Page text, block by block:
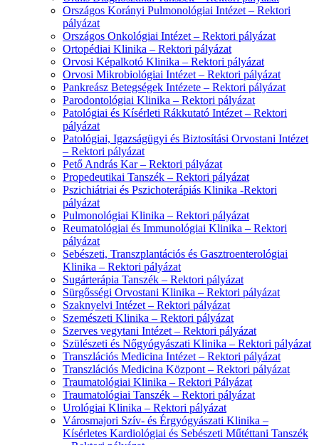
Országos Korányi Pulmonológiai Intézet – Rektori
pályázat
Országos Onkológiai Intézet – Rektori pályázat
Ortopédiai Klinika – Rektori pályázat
Orvosi Képalkotó Klinika – Rektori pályázat
Orvosi Mikrobiológiai Intézet – Rektori pályázat
Pankreász Betegségek Intézete – Rektori pályázat
Parodontológiai Klinika – Rektori pályázat
Patológiai és Kísérleti Rákkutató Intézet – Rektori
pályázat
Patológiai, Igazságügyi és Biztosítási Orvostani Intézet
– Rektori pályázat
Pető András Kar – Rektori pályázat
Propedeutikai Tanszék – Rektori pályázat
Pszichiátriai és Pszichoterápiás Klinika -Rektori
pályázat
Pulmonológiai Klinika – Rektori pályázat
Reumatológiai és Immunológiai Klinika – Rektori
pályázat
Sebészeti, Transzplantációs és Gasztroenterológiai
Klinika – Rektori pályázat
Sugárterápia Tanszék – Rektori pályázat
Sürgősségi Orvostani Klinika – Rektori pályázat
Szaknyelvi Intézet – Rektori pályázat
Szemészeti Klinika – Rektori pályázat
Szerves vegytani Intézet – Rektori pályázat
Szülészeti és Nőgyógyászati Klinika – Rektori pályázat
Transzlációs Medicina Intézet – Rektori pályázat
Transzlációs Medicina Központ – Rektori pályázat
Traumatológiai Klinika – Rektori Pályázat
Traumatológiai Tanszék – Rektori pályázat
Urológiai Klinika – Rektori pályázat
Városmajori Szív- és Érgyógyászati Klinika –
Kísérletes Kardiológiai és Sebészeti Műtéttani Tanszék